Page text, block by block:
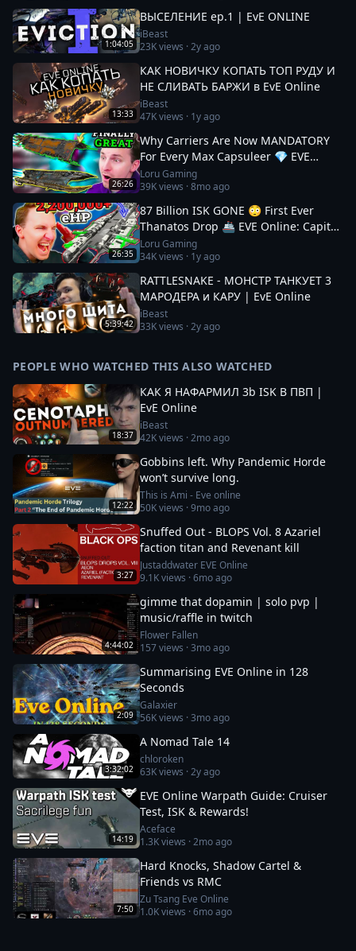
1:04:05
ВЫСЕЛЕНИЕ ep.1 | EvE ONLINE
iBeast
23Kviews ·2y ago
13:33
КАК НОВИЧКУ КОПАТЬ ТОП РУДУ И
НЕ СЛИВАТЬ БАРЖИ в EvE Online
iBeast
47Kviews · 1y ago
26:26
Why Carriers Are Now MANDATORY
For Every Max Capsuleer 💎 EVE
Online: Catalyst Guide
Loru Gaming
39Kviews ·8mo ago
26:35
87 Billion ISK GONE 😳 First Ever
Thanatos Drop 🚢 EVE Online: Capital
Ship PVP
Loru Gaming
34Kviews · 1y ago
5:39:42
RATTLESNAKE - МОНСТР ТАНКУЕТ 3
МАРОДЕРА и КАРУ | EvE Online
iBeast
33Kviews ·2y ago
PEOPLE WHO WATCHED THIS ALSO WATCHED
18:37
КАК Я НАФАРМИЛ 3b ISK В ПВП |
EvE Online
iBeast
42Kviews ·2mo ago
12:22
Gobbins left. Why Pandemic Horde
won’t survive long.
This is Ami - Eve online
50Kviews ·9mo ago
3:27
Snuffed Out - BLOPS Vol. 8 Azariel
faction titan and Revenant kill
Justaddwater EVE Online
9.1Kviews ·6mo ago
4:44:02
gimme that dopamin | solo pvp |
music/raffle in twitch
Flower Fallen
157views ·3mo ago
2:09
Summarising EVE Online in 128
Seconds
Galaxier
56Kviews ·3mo ago
3:32:02
A Nomad Tale 14
chloroken
63Kviews ·2y ago
14:19
EVE Online Warpath Guide: Cruiser
Test, ISK & Rewards!
Aceface
1.3Kviews ·2mo ago
7:50
Hard Knocks, Shadow Cartel &
Friends vs RMC
Zu Tsang Eve Online
1.0Kviews ·6mo ago